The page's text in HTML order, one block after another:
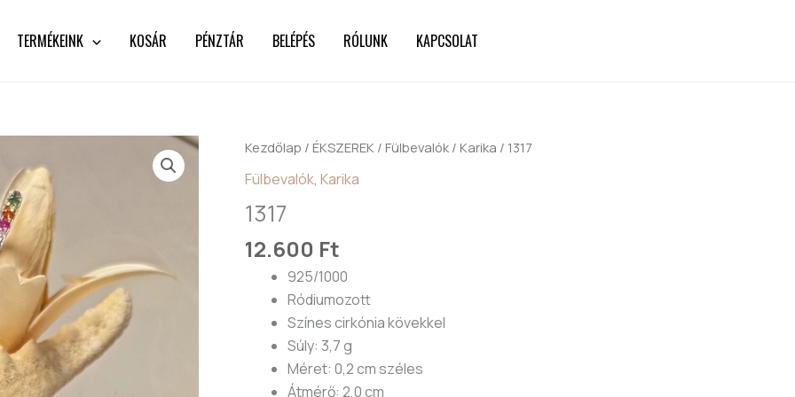
TERMÉKEINK KOSÁR PÉNZTÁR BELÉPÉS RÓLUNK KAPCSOLAT
Kezdőlap / ÉKSZEREK / Fülbevalók / Karika / 1317
Fülbevalók,Karika
1317
12.600 Ft
925/1000
Ródiumozott
Színes cirkónia kövekkel
Súly: 3,7 g
Méret: 0,2 cm széles
Átmérő: 2,0 cm
1317
mennyiség